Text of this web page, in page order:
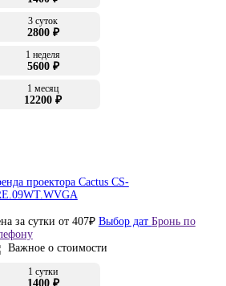
3 суток
2800 ₽
1 неделя
5600 ₽
1 месяц
12200 ₽
проектора Cactus CS-
за сутки от 407₽ Выбор дат Бронь по
Важное о стоимости
1 сутки
1400 ₽